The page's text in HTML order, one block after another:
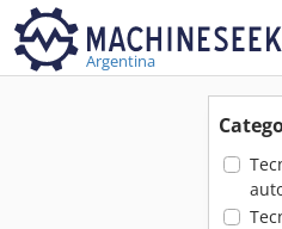
Argentina